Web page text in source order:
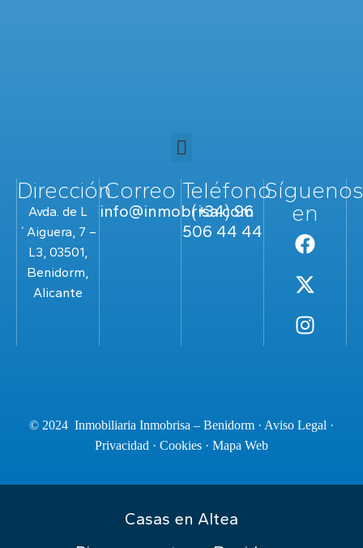
Dirección
Avda. de L
´Aiguera, 7 –
L3, 03501,
Benidorm,
Alicante
Correo
info@inmobrisa.com
Teléfono
(+34) 96
506 44 44
en
© 2024 Inmobiliaria Inmobrisa – Benidorm · Aviso Legal ·
Privacidad · Cookies · Mapa Web
Casas en Altea